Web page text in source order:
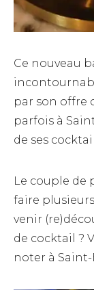
Ce nouveau
par son offre
parfois à
de ses
Le couple de
faire
venir
de cocktail ?
noter à